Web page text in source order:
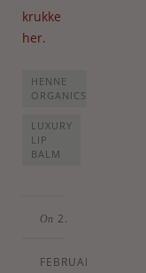
krukke
her.
HENNE
ORGANICS
LUXURY
LIP
BALM
On 2.
FEBRUARY